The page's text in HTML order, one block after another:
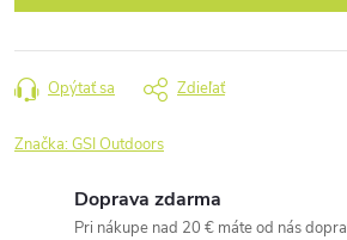
Opýtať sa Zdieľať
Značka:GSI Outdoors
Doprava zdarma
Pri nákupe nad 20 € máte od nás